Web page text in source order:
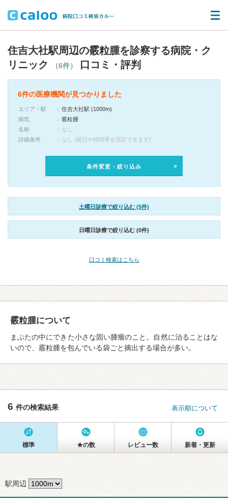
住吉大社駅周辺の霰粒腫を診察する病院・ク
リニック
（6件） 口コミ・評判
6件の医療機関が見つかりました
エリア・駅
住吉大社駅 (1000m)
病気
霰粒腫
名称
なし
詳細条件
なし (曜日や時間帯を指定できます)
条件変更・絞り込み
土曜日診療で絞り込む (5件)
日曜日診療で絞り込む (0件)
口コミ検索はこちら
霰粒腫について
まぶたの中にできた小さな固い腫瘤のこと。自然に治ることはな
いので、霰粒腫を包んでいる袋ごと摘出する場合が多い。
6 件の検索結果 表示順について
標準 ★の数 レビュー数 新着・更新
駅周辺